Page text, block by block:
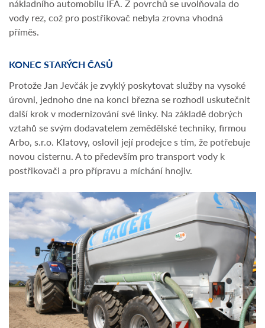
nákladního automobilu IFA. Z povrchů se uvolňovala do
vody rez, což pro postřikovač nebyla zrovna vhodná
příměs.
KONEC STARÝCH ČASŮ
Protože Jan Jevčák je zvyklý poskytovat služby na vysoké
úrovni, jednoho dne na konci března se rozhodl uskutečnit
další krok v modernizování své linky. Na základě dobrých
vztahů se svým dodavatelem zemědělské techniky, firmou
Arbo, s.r.o. Klatovy, oslovil její prodejce s tím, že potřebuje
novou cisternu. A to především pro transport vody k
postřikovači a pro přípravu a míchání hnojiv.